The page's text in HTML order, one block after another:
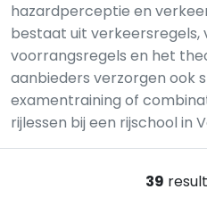
hazardperceptie en
bestaat uit verkeersregels,
voorrangsregels en het
aanbieders verzorgen ook
examentraining of
rijlessen bij een rijschool in
39